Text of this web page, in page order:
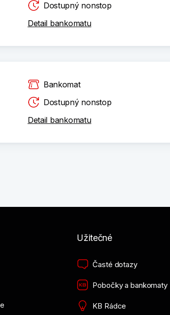
Dostupný nonstop
Detail bankomatu
Bankomat
Dostupný nonstop
Detail bankomatu
Užitečné
Časté dotazy
Pobočky a bankomaty
KB Rádce